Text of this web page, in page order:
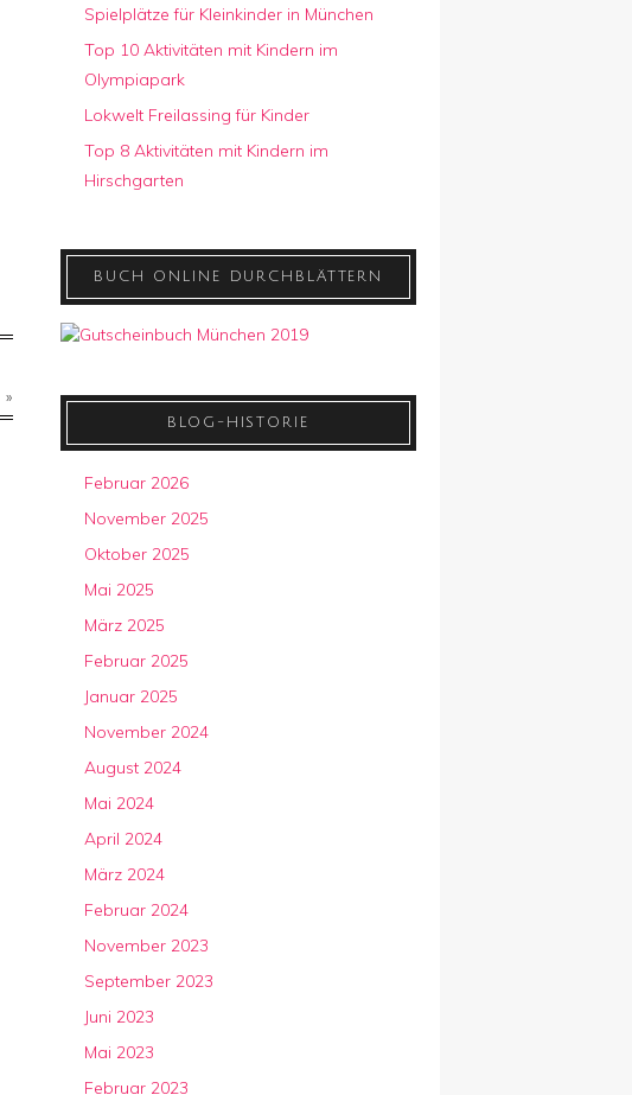
»
Spielplätze für Kleinkinder in München
Top 10 Aktivitäten mit Kindern im
Olympiapark
Lokwelt Freilassing für Kinder
Top 8 Aktivitäten mit Kindern im
Hirschgarten
BUCH ONLINE DURCHBLÄTTERN
BLOG-HISTORIE
Februar 2026
November 2025
Oktober 2025
Mai 2025
März 2025
Februar 2025
Januar 2025
November 2024
August 2024
Mai 2024
April 2024
März 2024
Februar 2024
November 2023
September 2023
Juni 2023
Mai 2023
Februar 2023